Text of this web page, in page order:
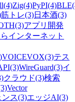
(4)Zig(4)PyPI(4)BLE
筋トレ(3)日本酒(3)
(3)アプリ開発
インターネット
VOICEVOX(3)テス
(3)WireGuard(3)イ
クラウド(3)検索
Vector
ス(3)エッジAI(3)